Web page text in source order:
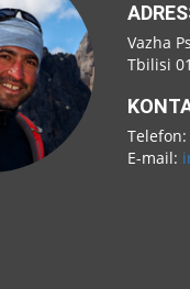
Vazha
Tbilisi
Telefon:
E-mail: